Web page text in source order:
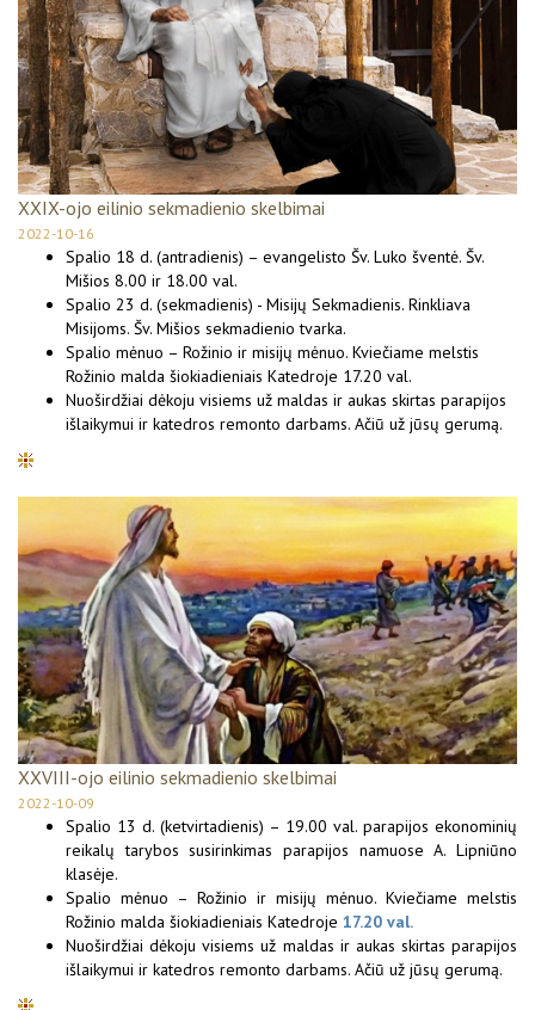
XXIX-ojo eilinio sekmadienio skelbimai
2022-10-16
Spalio 18 d. (antradienis) – evangelisto Šv. Luko šventė. Šv.
Mišios 8.00 ir 18.00 val.
Spalio 23 d. (sekmadienis) - Misijų Sekmadienis. Rinkliava
Misijoms. Šv. Mišios sekmadienio tvarka.
Spalio mėnuo – Rožinio ir misijų mėnuo. Kviečiame melstis
Rožinio malda šiokiadieniais Katedroje 17.20 val.
Nuoširdžiai dėkoju visiems už maldas ir aukas skirtas parapijos
išlaikymui ir katedros remonto darbams. Ačiū už jūsų gerumą.
XXVIII-ojo eilinio sekmadienio skelbimai
2022-10-09
Spalio 13 d. (ketvirtadienis) – 19.00 val. parapijos ekonominių
reikalų tarybos susirinkimas parapijos namuose A. Lipniūno
klasėje.
Spalio mėnuo – Rožinio ir misijų mėnuo. Kviečiame melstis
Rožinio malda šiokiadieniais Katedroje 17.20 val.
Nuoširdžiai dėkoju visiems už maldas ir aukas skirtas parapijos
išlaikymui ir katedros remonto darbams. Ačiū už jūsų gerumą.